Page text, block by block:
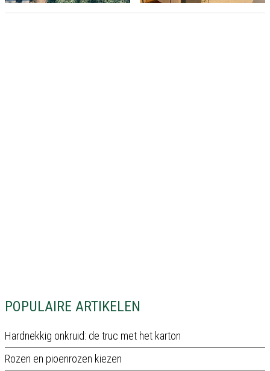
POPULAIRE ARTIKELEN
Hardnekkig onkruid: de truc met het karton
Rozen en pioenrozen kiezen